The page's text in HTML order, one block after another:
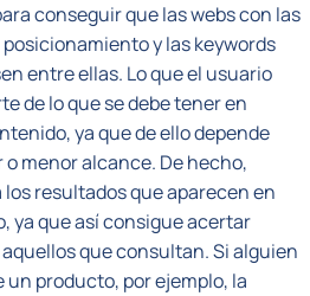
conseguir que las webs con las
y las keywords
entre ellas. Lo que el usuario
de lo que se debe tener en
ya que de ello depende
menor alcance. De hecho,
resultados que aparecen en
ya que así consigue acertar
que consultan. Si alguien
producto, por ejemplo, la